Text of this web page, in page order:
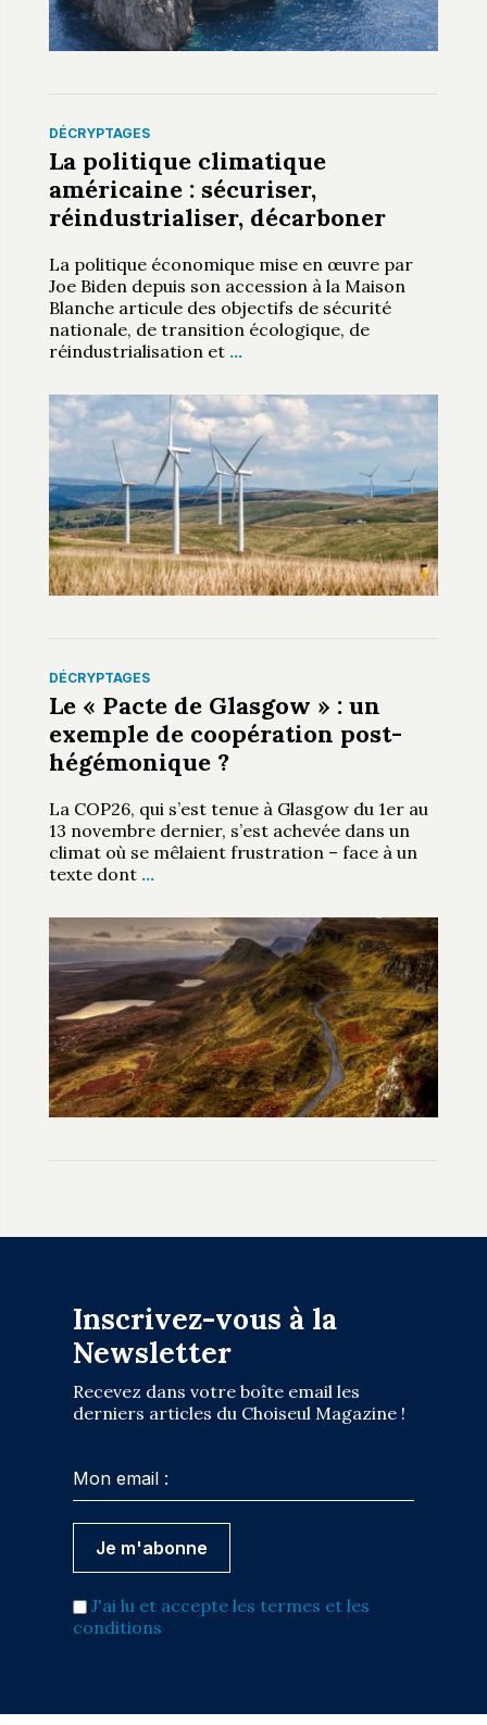
DÉCRYPTAGES
La politique climatique
américaine : sécuriser,
réindustrialiser, décarboner
La politique économique mise en œuvre par
Joe Biden depuis son accession à la Maison
Blanche articule des objectifs de sécurité
nationale, de transition écologique, de
réindustrialisation et …
DÉCRYPTAGES
Le « Pacte de Glasgow » : un
exemple de coopération post-
hégémonique ?
La COP26, qui s’est tenue à Glasgow du 1er au
13 novembre dernier, s’est achevée dans un
climat où se mêlaient frustration – face à un
texte dont …
Inscrivez-vous à la
Newsletter
Recevez dans votre boîte email les
derniers articles du Choiseul Magazine !
J'ai lu et accepte les termes et les
conditions